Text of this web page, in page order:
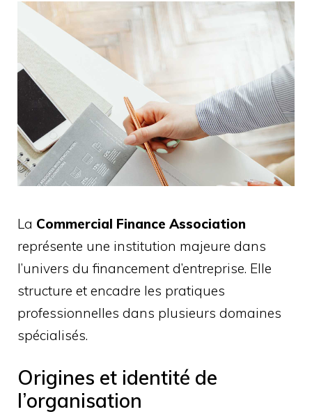
La Commercial Finance Association
représente une institution majeure dans
l’univers du financement d’entreprise. Elle
structure et encadre les pratiques
professionnelles dans plusieurs domaines
spécialisés.
Origines et identité de
l’organisation